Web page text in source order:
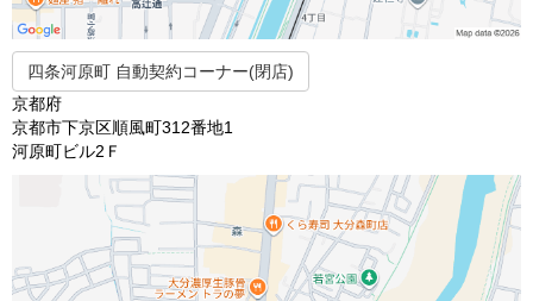
四条河原町 自動契約コーナー(閉店)
京都府
京都市下京区順風町312番地1
河原町ビル2Ｆ